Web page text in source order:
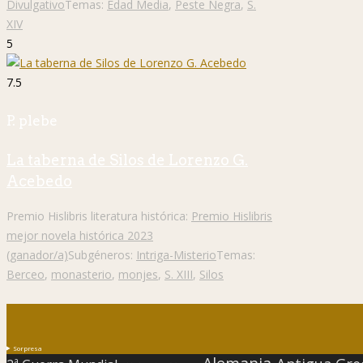
DivulgativoTemas: Edad Media, Peste Negra, S.
XIV
5
7.5
P. plebe
La taberna de Silos de Lorenzo G.
Acebedo
Premio Hislibris literatura histórica: Premio Hislibris
mejor novela histórica 2023
(ganador/a)Subgéneros: Intriga-MisterioTemas:
Berceo, monasterio, monjes, S. XIII, Silos
Sorpresa